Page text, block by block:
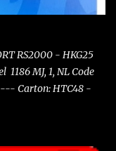
RS2000 - HKG25
MJ, 1, NL Code
Carton: HTC48 -